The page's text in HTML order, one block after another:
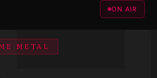
ON AIR
METAL